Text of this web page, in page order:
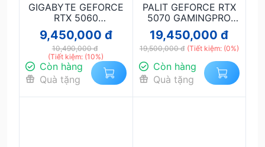
GIGABYTE GEFORCE
RTX 5060
WINDFORCE 8G
9,450,000 đ
10,490,000 đ
(Tiết kiệm: (10%)
Còn hàng
Quà tặng
PALIT GEFORCE RTX
5070 GAMINGPRO
12GB
19,450,000 đ
19,500,000 đ (Tiết kiệm: (0%)
Còn hàng
Quà tặng